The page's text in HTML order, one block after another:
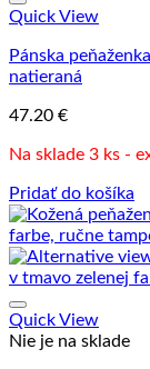
Quick View
Pánska
natieraná
47.20 €
Na sklade 3 ks -
Pridať do košíka
Quick View
Nie je na sklade